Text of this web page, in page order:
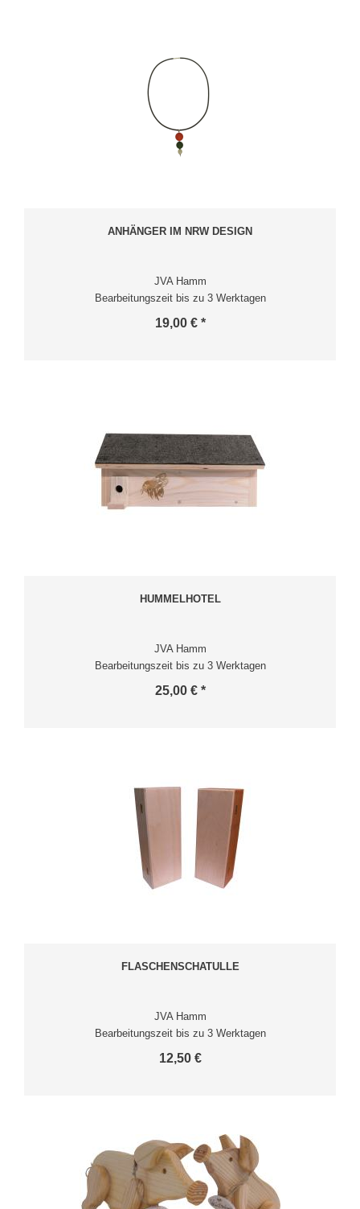
ANHÄNGER IM NRW DESIGN
JVA Hamm
Bearbeitungszeit bis zu 3 Werktagen
19,00 € *
HUMMELHOTEL
JVA Hamm
Bearbeitungszeit bis zu 3 Werktagen
25,00 € *
FLASCHENSCHATULLE
JVA Hamm
Bearbeitungszeit bis zu 3 Werktagen
12,50 €